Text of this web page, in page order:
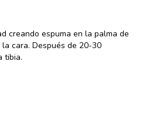
creando espuma en la palma de
cara. Después de 20-30
tibia.